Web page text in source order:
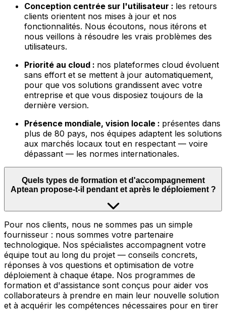
Conception centrée sur l'utilisateur : les retours
clients orientent nos mises à jour et nos
fonctionnalités. Nous écoutons, nous itérons et
nous veillons à résoudre les vrais problèmes des
utilisateurs.
Priorité au cloud : nos plateformes cloud évoluent
sans effort et se mettent à jour automatiquement,
pour que vos solutions grandissent avec votre
entreprise et que vous disposiez toujours de la
dernière version.
Présence mondiale, vision locale : présentes dans
plus de 80 pays, nos équipes adaptent les solutions
aux marchés locaux tout en respectant — voire
dépassant — les normes internationales.
Quels types de formation et d'accompagnement
Aptean propose-t-il pendant et après le déploiement ?
Pour nos clients, nous ne sommes pas un simple
fournisseur : nous sommes votre partenaire
technologique. Nos spécialistes accompagnent votre
équipe tout au long du projet — conseils concrets,
réponses à vos questions et optimisation de votre
déploiement à chaque étape. Nos programmes de
formation et d'assistance sont conçus pour aider vos
collaborateurs à prendre en main leur nouvelle solution
et à acquérir les compétences nécessaires pour en tirer